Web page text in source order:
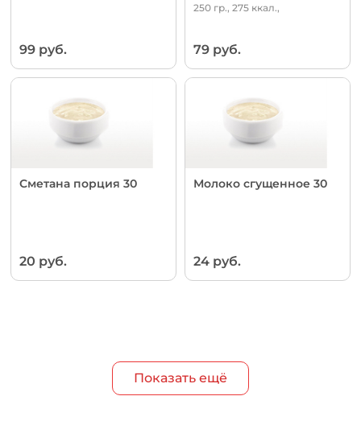
99 руб.
250 гр., 275 ккал.,
79 руб.
Сметана порция 30
20 руб.
Молоко сгущенное 30
24 руб.
Показать ещё